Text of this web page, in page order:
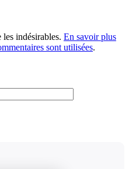
indésirables. En savoir plus
sont utilisées.